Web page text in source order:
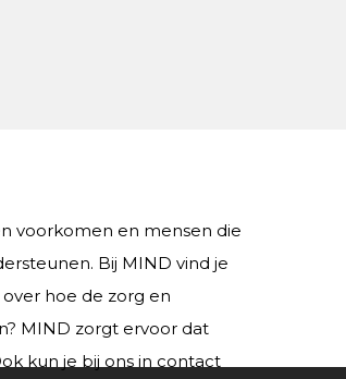
voorkomen en mensen die
Bij MIND vind je
hoe de zorg en
MIND zorgt ervoor dat
kun je bij ons in contact